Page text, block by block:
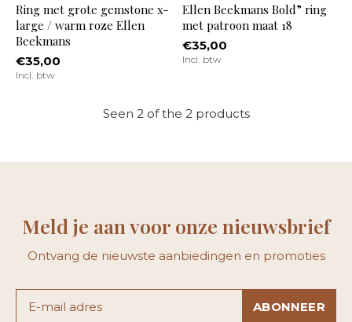
Ring met grote gemstone x-
large / warm roze Ellen
Beekmans
€35,00
Incl. btw
Ellen Beekmans Bold” ring
met patroon maat 18
€35,00
Incl. btw
Seen 2 of the 2 products
Meld je aan voor onze nieuwsbrief
Ontvang de nieuwste aanbiedingen en promoties
ABONNEER